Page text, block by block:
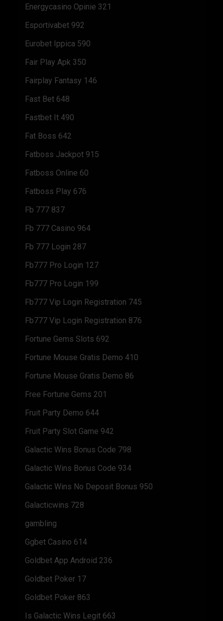
Energycasino Opinie 321
Esportivabet 992
Eurobet Ippica 590
Fair Play Apk 350
Fairplay Fantasy 146
Fast Bet 648
Fastbet It 490
Fat Boss 642
Fatboss Jackpot 915
Fatboss Online 60
Fatboss Play 676
Fb 777 837
Fb 777 Casino 964
Fb 777 Login 287
Fb777 Pro Login 127
Fb777 Pro Login 199
Fb777 Vip Login Registration 745
Fb777 Vip Login Registration 876
Fortune Gems Slots 692
Fortune Mouse Gratis Demo 410
Fortune Mouse Gratis Demo 86
Free Fortune Gems 201
Fruit Party Demo 644
Fruit Party Slot Game 942
Galactic Wins Bonus Code 798
Galactic Wins Bonus Code 934
Galactic Wins No Deposit Bonus 950
Galacticwins 728
gambling
Ggbet Casino 614
Goldbet App Android 236
Goldbet Poker 17
Goldbet Poker 863
Is Galactic Wins Legit 663